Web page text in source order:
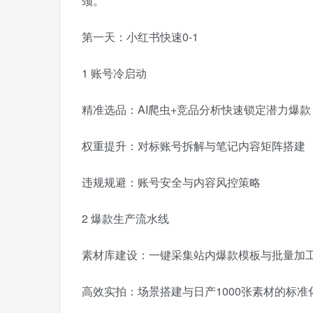
第一天：小红书快速0-1
1 账号冷启动
精准选品：AI爬虫+竞品分析快速锁定潜力爆款
权重提升：对标账号拆解与笔记内容矩阵搭建
违规规避：账号安全与内容风控策略
2 爆款生产流水线
素材库建设：一键采集站内爆款模板与批量加
高效实拍：场景搭建与日产1000张素材的标准